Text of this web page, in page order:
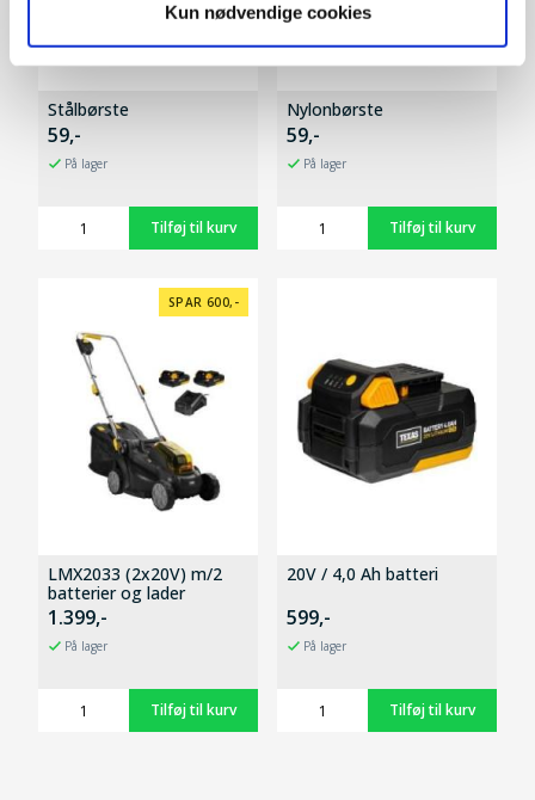
Kun nødvendige cookies
Stålbørste
59,-
På lager
Nylonbørste
59,-
På lager
SPAR 600,-
LMX2033 (2x20V) m/2
batterier og lader
1.399,-
På lager
20V / 4,0 Ah batteri
599,-
På lager